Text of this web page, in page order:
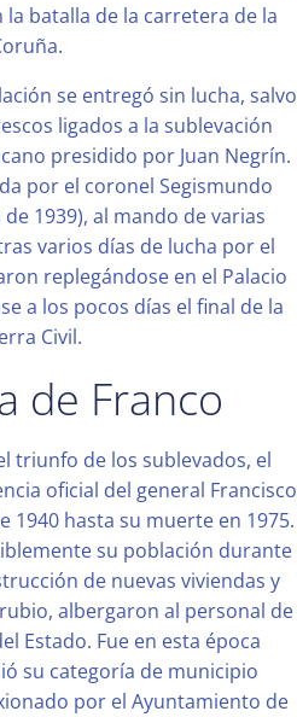
batalla de la carretera de la
se entregó sin lucha, salvo
ligados a la sublevación
presidido por Juan Negrín.
por el coronel Segismundo
1939), al mando de varias
varios días de lucha por el
replegándose en el Palacio
a los pocos días el final de la
Civil.
de Franco
triunfo de los sublevados, el
oficial del general Francisco
1940 hasta su muerte en 1975.
su población durante
de nuevas viviendas y
albergaron al personal de
Estado. Fue en esta época
su categoría de municipio
por el Ayuntamiento de